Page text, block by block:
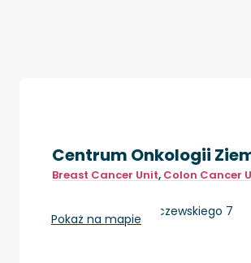
Centrum Onkologii
Breast Cancer Unit, Colon Cancer
Lublin, ul. dr K. Jaczewskiego 7
Pokaż na mapie